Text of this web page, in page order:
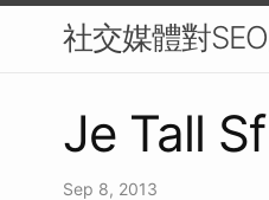
社交媒體對
Je Tall
Sep 8, 2013